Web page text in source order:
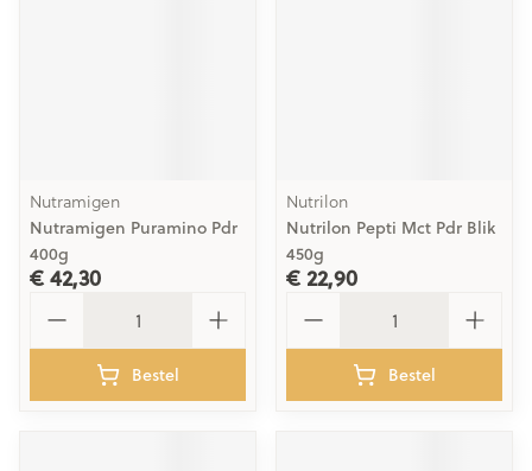
Nutramigen
Nutramigen Puramino Pdr
400g
€ 42,30
Bestel
Nutrilon
Nutrilon Pepti Mct Pdr Blik
450g
€ 22,90
Bestel